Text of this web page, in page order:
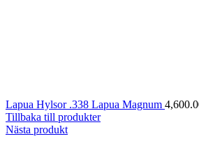
Lapua Hylsor .338 Lapua Magnum
Tillbaka till produkter
Nästa produkt